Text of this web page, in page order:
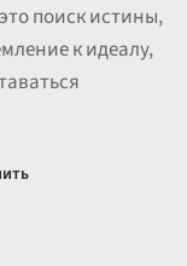
поиск истины,
к идеалу,